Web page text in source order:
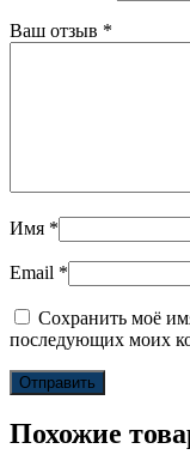
Ваш отзыв *
Имя *
Email *
Сохранить моё
последующих моих
Похожие